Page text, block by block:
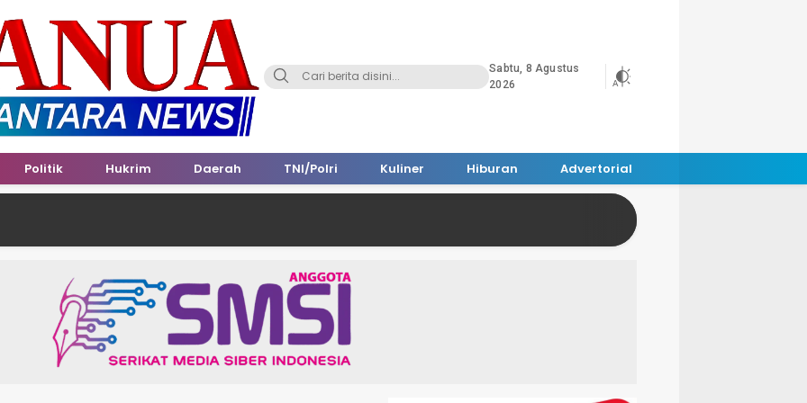
Sabtu, 8 Agustus
2026
Politik Hukrim Daerah TNI/Polri Kuliner Hiburan Advertorial